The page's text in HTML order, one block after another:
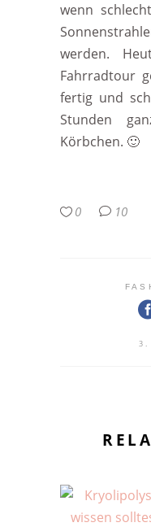
wenn
werden.
Fahrradtour
fertig und
Stunden
Körbchen. 🙂
0 10
3.